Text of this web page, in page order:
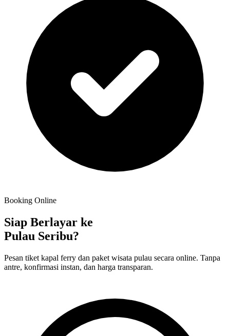
Booking Online
Siap Berlayar ke
Pulau Seribu?
Pesan tiket kapal ferry dan paket wisata pulau secara online. Tanpa
antre, konfirmasi instan, dan harga transparan.